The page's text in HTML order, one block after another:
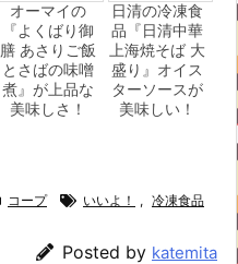
オーマイの
『よくばり御
膳 あさりご飯
とさばの味噌
煮』が上品な
美味しさ！
日清の冷凍食
品『日清中華
上海焼そば 大
盛り』オイス
ターソースが
美味しい！
コープ いいよ！ , 冷凍食品
Posted by katemita